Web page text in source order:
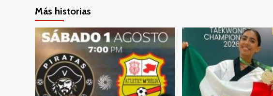
Más historias